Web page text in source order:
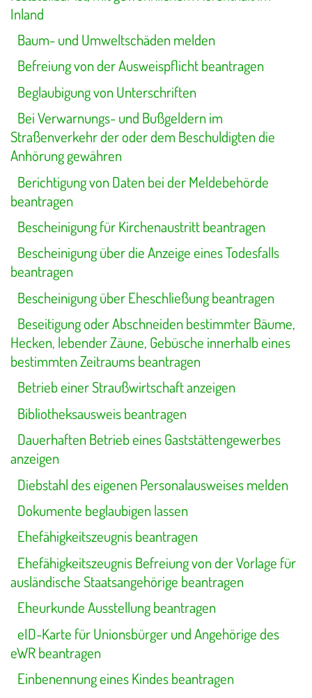
Inland
Baum- und Umweltschäden melden
Befreiung von der Ausweispflicht beantragen
Beglaubigung von Unterschriften
Bei Verwarnungs- und Bußgeldern im
Straßenverkehr der oder dem Beschuldigten die
Anhörung gewähren
Berichtigung von Daten bei der Meldebehörde
beantragen
Bescheinigung für Kirchenaustritt beantragen
Bescheinigung über die Anzeige eines Todesfalls
beantragen
Bescheinigung über Eheschließung beantragen
Beseitigung oder Abschneiden bestimmter Bäume,
Hecken, lebender Zäune, Gebüsche innerhalb eines
bestimmten Zeitraums beantragen
Betrieb einer Straußwirtschaft anzeigen
Bibliotheksausweis beantragen
Dauerhaften Betrieb eines Gaststättengewerbes
anzeigen
Diebstahl des eigenen Personalausweises melden
Dokumente beglaubigen lassen
Ehefähigkeitszeugnis beantragen
Ehefähigkeitszeugnis Befreiung von der Vorlage für
ausländische Staatsangehörige beantragen
Eheurkunde Ausstellung beantragen
eID-Karte für Unionsbürger und Angehörige des
eWR beantragen
Einbenennung eines Kindes beantragen